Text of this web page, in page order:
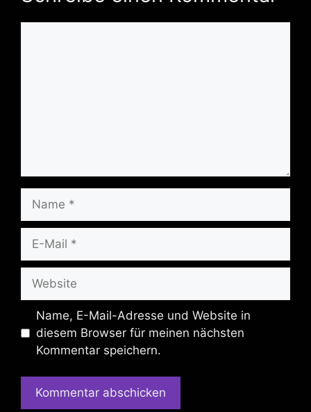
Mail
Name, E-Mail-Adresse und Website in
diesem Browser für meinen nächsten
Kommentar speichern.